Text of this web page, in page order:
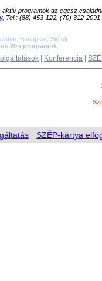
programok az egész
, Tel.: (88) 453-122, (70) 312-2091
Budapest Siófok
20-i programok
Konferencia
- SZÉP-kártya